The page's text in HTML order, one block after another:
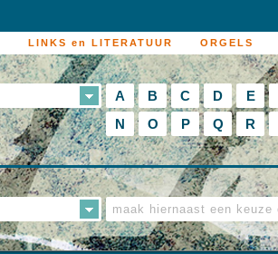
LINKS en LITERATUUR ORGELS
A B C D E
N
O P Q R